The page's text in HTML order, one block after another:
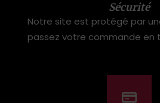
Sécurité
Notre site est protégé par
passez votre commande en